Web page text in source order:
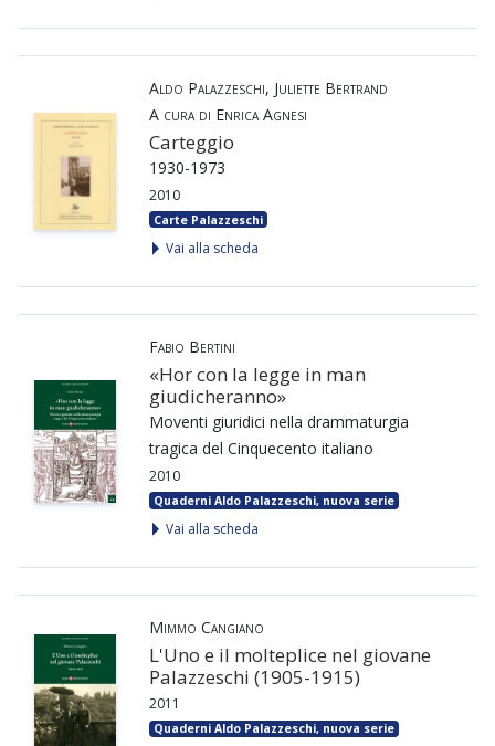
Aldo Palazzeschi, Juliette Bertrand
A cura di Enrica Agnesi
Carteggio
1930-1973
2010
Carte Palazzeschi
Vai alla scheda
Fabio Bertini
«Hor con la legge in man
giudicheranno»
Moventi giuridici nella drammaturgia
tragica del Cinquecento italiano
2010
Quaderni Aldo Palazzeschi, nuova serie
Vai alla scheda
Mimmo Cangiano
L'Uno e il molteplice nel giovane
Palazzeschi (1905-1915)
2011
Quaderni Aldo Palazzeschi, nuova serie